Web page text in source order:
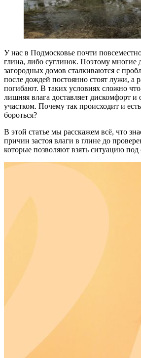
У нас в Подмосковье почти
глина, либо суглинок. Поэтому многие
загородных домов сталкиваются с
после дождей постоянно стоят лужи, а
погибают. В таких условиях сложно
лишняя влага доставляет дискомфорт и
участком. Почему так происходит и
бороться?
В этой статье мы расскажем всё, что
причин застоя влаги в глине до
которые позволяют взять ситуацию под